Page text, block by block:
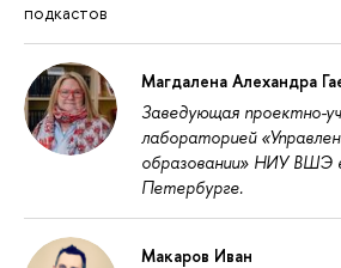
подкастов
Магдалена Алехандра
Заведующая проектно-
лабораторией
образовании» НИУ ВШЭ
Петербурге.
Макаров Иван